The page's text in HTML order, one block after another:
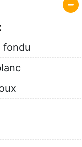
fondu